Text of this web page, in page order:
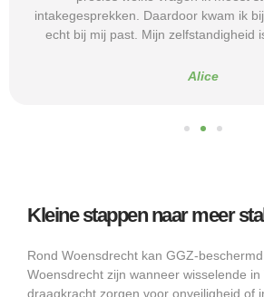
intakegesprekken. Daardoor kwam ik
echt bij mij past. Mijn zelfstandigheid
Alice
Kleine stappen naar meer
Rond Woensdrecht kan GGZ-
Woensdrecht zijn wanneer wisselende
draagkracht zorgen voor onveiligheid of